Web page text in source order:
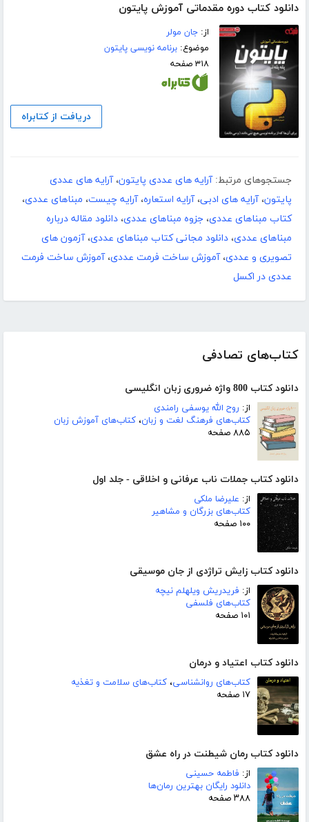
کتاب‌های تصادفی
دانلود کتاب 800 واژه ضروری زبان انگلیسی
از: روح الله یوسفی رامندی
کتاب‌های فرهنگ لغت و زبان، کتاب‌های آموزش زبان
۸۸۵ صفحه
دانلود کتاب جملات ناب عرفانی و اخلاقی - جلد اول
از: علیرضا ملکی
کتاب‌های بزرگان و مشاهیر
۱۰۰ صفحه
دانلود کتاب زایش تراژدی از جان موسیقی
از: فریدریش ویلهلم نیچه
کتاب‌های فلسفی
۱۰۱ صفحه
دانلود کتاب اعتیاد و درمان
کتاب‌های روانشناسی، کتاب‌های سلامت و تغذیه
۱۷ صفحه
دانلود کتاب رمان شیطنت در راه عشق
از: فاطمه حسینی
دانلود رایگان بهترین رمان‌ها
۳۸۸ صفحه
دانلود کتاب دوره مقدماتی آموزش پایتون
از:جان مولر
موضوع:برنامه نویسی پایتون
۳۱۸ صفحه
دریافت از کتابراه
جستجوهای مرتبط: آرایه های عددی پایتون،آرایه های عددی
پایتون،آرایه های ادبی،آرایه استعاره،آرایه چیست، مبناهای عددی،
کتاب مبناهای عددی، جزوه مبناهای عددی، دانلود مقاله درباره
مبناهای عددی، دانلود مجانی کتاب مبناهای عددی،آزمون های
تصویری و عددی،آموزش ساخت فرمت عددی،آموزش ساخت فرمت
عددی در اکسل